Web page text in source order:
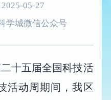
05-27
学城微信公众号
十五届全国科技活
活动周期间，我区